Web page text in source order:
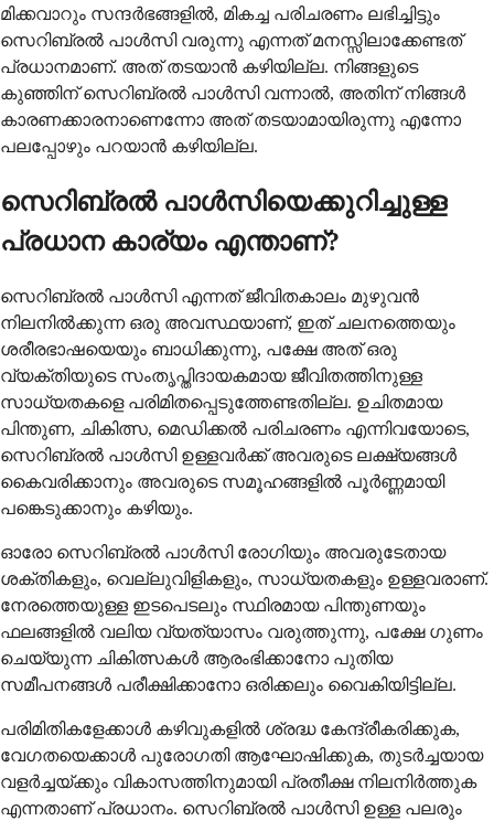
മിക്കവാറും സന്ദർഭങ്ങളിൽ, മികച്ച പരിചരണം ലഭിച്ചിട്ടും
സെറിബ്രൽ പാൾസി വരുന്നു എന്നത് മനസ്സിലാക്കേണ്ടത്
പ്രധാനമാണ്. അത് തടയാൻ കഴിയില്ല. നിങ്ങളുടെ
കുഞ്ഞിന് സെറിബ്രൽ പാൾസി വന്നാൽ, അതിന് നിങ്ങൾ
കാരണക്കാരനാണെന്നോ അത് തടയാമായിരുന്നു എന്നോ
പലപ്പോഴും പറയാൻ കഴിയില്ല.
സെറിബ്രൽ പാൾസിയെക്കുറിച്ചുള്ള
പ്രധാന കാര്യം എന്താണ്?
സെറിബ്രൽ പാൾസി എന്നത് ജീവിതകാലം മുഴുവൻ
നിലനിൽക്കുന്ന ഒരു അവസ്ഥയാണ്, ഇത് ചലനത്തെയും
ശരീരഭാഷയെയും ബാധിക്കുന്നു, പക്ഷേ അത് ഒരു
വ്യക്തിയുടെ സംതൃപ്തിദായകമായ ജീവിതത്തിനുള്ള
സാധ്യതകളെ പരിമിതപ്പെടുത്തേണ്ടതില്ല. ഉചിതമായ
പിന്തുണ, ചികിത്സ, മെഡിക്കൽ പരിചരണം എന്നിവയോടെ,
സെറിബ്രൽ പാൾസി ഉള്ളവർക്ക് അവരുടെ ലക്ഷ്യങ്ങൾ
കൈവരിക്കാനും അവരുടെ സമൂഹങ്ങളിൽ പൂർണ്ണമായി
പങ്കെടുക്കാനും കഴിയും.
ഓരോ സെറിബ്രൽ പാൾസി രോഗിയും അവരുടേതായ
ശക്തികളും, വെല്ലുവിളികളും, സാധ്യതകളും ഉള്ളവരാണ്.
നേരത്തെയുള്ള ഇടപെടലും സ്ഥിരമായ പിന്തുണയും
ഫലങ്ങളിൽ വലിയ വ്യത്യാസം വരുത്തുന്നു, പക്ഷേ ഗുണം
ചെയ്യുന്ന ചികിത്സകൾ ആരംഭിക്കാനോ പുതിയ
സമീപനങ്ങൾ പരീക്ഷിക്കാനോ ഒരിക്കലും വൈകിയിട്ടില്ല.
പരിമിതികളേക്കാൾ കഴിവുകളിൽ ശ്രദ്ധ കേന്ദ്രീകരിക്കുക,
വേഗതയെക്കാൾ പുരോഗതി ആഘോഷിക്കുക, തുടർച്ചയായ
വളർച്ചയ്ക്കും വികാസത്തിനുമായി പ്രതീക്ഷ നിലനിർത്തുക
എന്നതാണ് പ്രധാനം. സെറിബ്രൽ പാൾസി ഉള്ള പലരും